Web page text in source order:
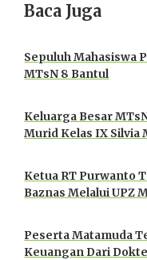
Baca Juga
Sepuluh Mahasiswa
MTsN 8 Bantul
Keluarga Besar
Murid Kelas IX Silvia
Ketua RT Purwanto
Baznas Melalui UPZ
Peserta Matamuda
Keuangan Dari